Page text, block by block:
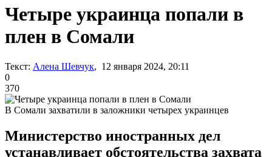
Четыре украинца попали в
плен в Сомали
Текст: Алена Шевчук, 12 января 2024, 20:11
0
370
В Сомали захватили в заложники четырех украинцев
Министерство иностранных дел
устанавливает обстоятельства захвата